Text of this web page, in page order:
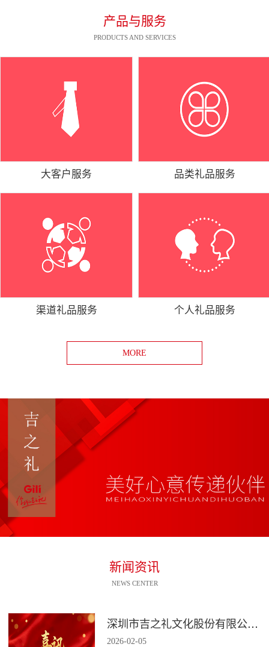
产品与服务
PRODUCTS AND SERVICES
大客户服务 品类礼品服务
渠道礼品服务 个人礼品服务
MORE
新闻资讯
NEWS CENTER
深圳市吉之礼文化股份有限公司荣获“国家高新技术企业”认定
2026-02-05